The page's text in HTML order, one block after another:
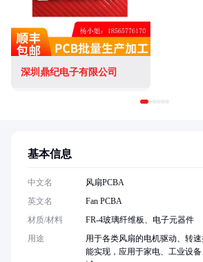
深圳鼎纪电子有限公司
基本信息
中文名
风扇PCBA
英文名
Fan PCBA
材质/材料
FR-4玻璃纤维板、电子元器件
用途
用于各类风扇的电机驱动、转
能实现，应用于家电、工业设